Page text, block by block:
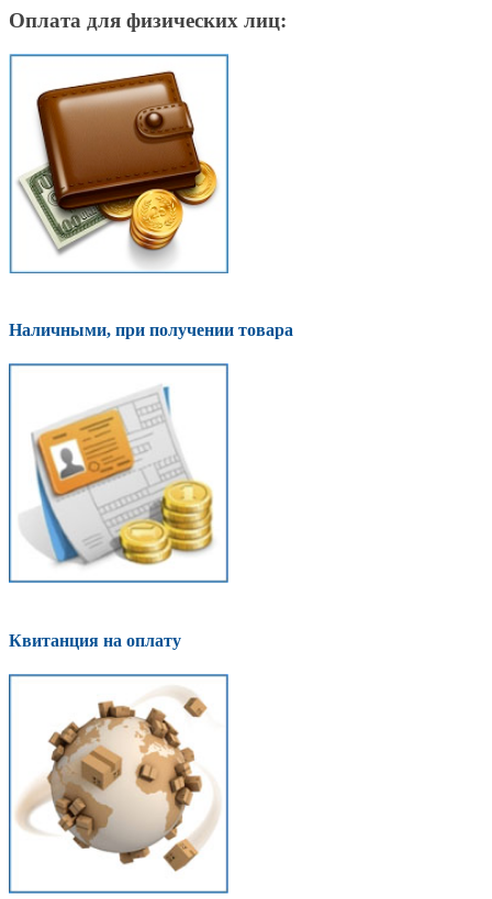
Оплата для физических лиц:
Наличными, при получении товара
Квитанция на оплату